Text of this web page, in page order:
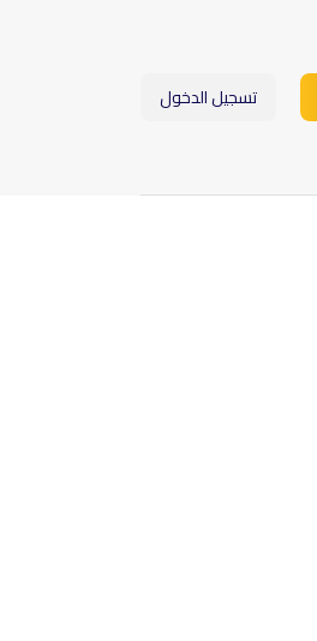
تسجيل الدخول